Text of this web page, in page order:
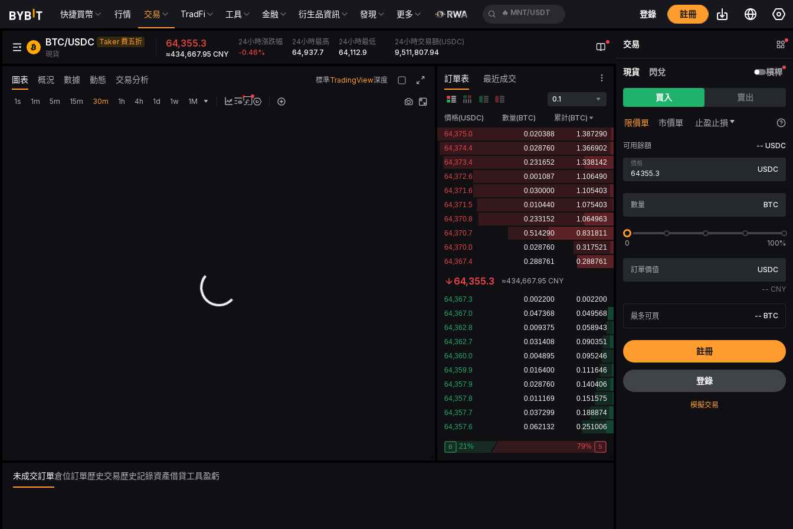
快捷買幣 行情 交易 TradFi 工具 金融 衍生品資訊 發現 更多 🔥 BTC/USDT 登錄 註冊
BTC/USDC Taker 費五折
現貨
64,355.3
≈434,667.95 CNY
24小時漲跌幅
-0.46%
24小時最高
64,937.7
24小時最低
64,112.9
24小時交易額(USDC)
9,511,807.94
圖表 概況 數據 動態 交易分析 標準TradingView深度
1s 1m 5m 15m 30m 1h 4h 1d 1w 1M
訂單表 最近成交
0.1
價格(USDC) 數量(BTC) 累計(BTC)
64,355.3 ≈434,667.95 CNY
未成交訂單倉位訂單歷史交易歷史記錄資產借貸工具盈虧
交易
現貨 閃兌 槓桿
買入 賣出
限價單 市價單 止盈止損
可用餘額 -- USDC
價格
USDC
BTC
0 100%
USDC
-- CNY
最多可買 -- BTC
註冊
登錄
模擬交易